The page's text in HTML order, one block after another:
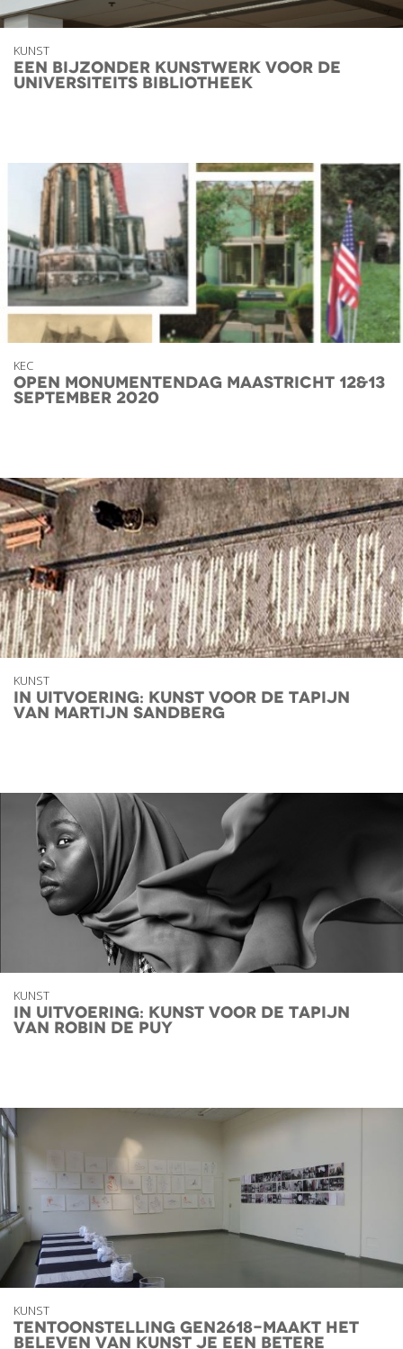
KUNST
een bijzonder kunstwerk voor de
universiteits bibliotheek
KEC
Open Monumentendag Maastricht 12&13
september 2020
KUNST
In uitvoering: kunst voor de Tapijn
van Martijn Sandberg
KUNST
In uitvoering: Kunst voor de Tapijn
van Robin de Puy
KUNST
Tentoonstelling GEN2618-Maakt het
beleven van Kunst je een betere